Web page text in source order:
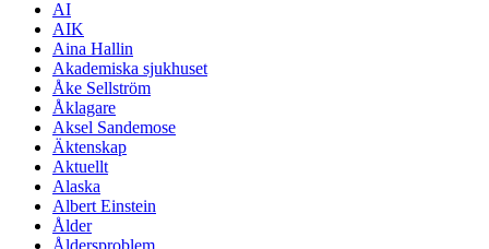
AI
AIK
Aina Hallin
Akademiska sjukhuset
Åke Sellström
Åklagare
Aksel Sandemose
Äktenskap
Aktuellt
Alaska
Albert Einstein
Ålder
Åldersproblem